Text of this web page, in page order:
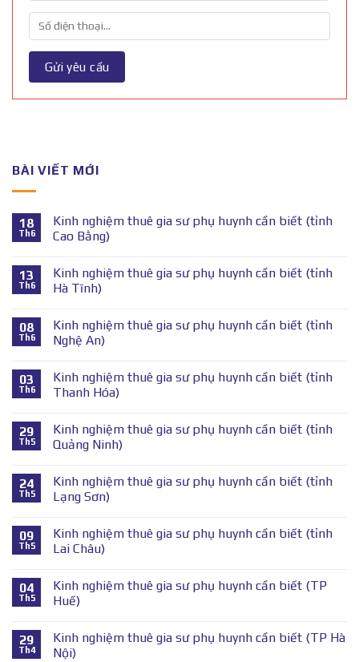
BÀI VIẾT MỚI
18
Th6
Kinh nghiệm thuê gia sư phụ huynh cần biết (tỉnh
Cao Bằng)
13
Th6
Kinh nghiệm thuê gia sư phụ huynh cần biết (tỉnh
Hà Tĩnh)
08
Th6
Kinh nghiệm thuê gia sư phụ huynh cần biết (tỉnh
Nghệ An)
03
Th6
Kinh nghiệm thuê gia sư phụ huynh cần biết (tỉnh
Thanh Hóa)
29
Th5
Kinh nghiệm thuê gia sư phụ huynh cần biết (tỉnh
Quảng Ninh)
24
Th5
Kinh nghiệm thuê gia sư phụ huynh cần biết (tỉnh
Lạng Sơn)
09
Th5
Kinh nghiệm thuê gia sư phụ huynh cần biết (tỉnh
Lai Châu)
04
Th5
Kinh nghiệm thuê gia sư phụ huynh cần biết (TP
Huế)
29
Th4
Kinh nghiệm thuê gia sư phụ huynh cần biết (TP Hà
Nội)